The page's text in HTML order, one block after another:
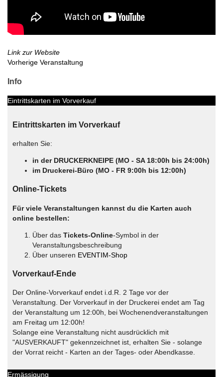
Link zur Website
Vorherige Veranstaltung
Info
Eintrittskarten im Vorverkauf
Eintrittskarten im Vorverkauf
erhalten Sie:
in der DRUCKERKNEIPE (MO - SA 18:00h bis 24:00h)
im Druckerei-Büro (MO - FR 9:00h bis 12:00h)
Online-Tickets
Für viele Veranstaltungen kannst du die Karten auch
online bestellen:
Über das Tickets-Online-Symbol in der
Veranstaltungsbeschreibung
Über unseren EVENTIM-Shop
Vorverkauf-Ende
Der Online-Vorverkauf endet i.d.R. 2 Tage vor der
Veranstaltung. Der Vorverkauf in der Druckerei endet am Tag
der Veranstaltung um 12:00h, bei Wochenendveranstaltungen
am Freitag um 12:00h!
Solange eine Veranstaltung nicht ausdrücklich mit
"AUSVERKAUFT" gekennzeichnet ist, erhalten Sie - solange
der Vorrat reicht - Karten an der Tages- oder Abendkasse.
Ermässigung